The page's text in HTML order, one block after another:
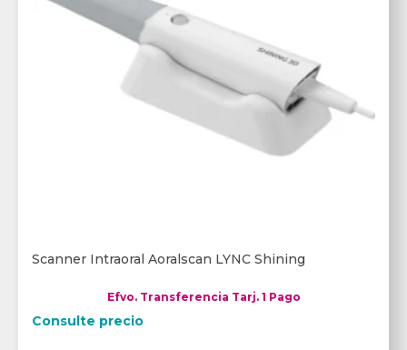
Scanner Intraoral Aoralscan LYNC Shining
Efvo. Transferencia Tarj. 1 Pago
Consulte precio